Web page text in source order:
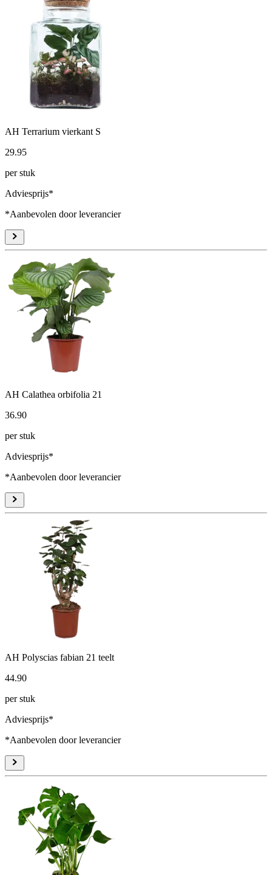
AH Terrarium vierkant S
29.95
per stuk
Adviesprijs*
*Aanbevolen door leverancier
AH Calathea orbifolia 21
36.90
per stuk
Adviesprijs*
*Aanbevolen door leverancier
AH Polyscias fabian 21 teelt
44.90
per stuk
Adviesprijs*
*Aanbevolen door leverancier